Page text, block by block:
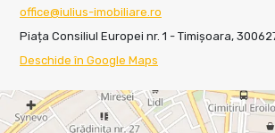
office@iulius-imobiliare.ro
Piața Consiliul Europei nr. 1 - Timișoara,
Deschide în Google Maps